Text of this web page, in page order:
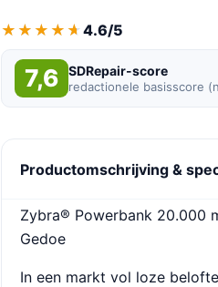
★★★★★
★★★★★ 4.6/5
7,6 SDRepair-score
redactionele basisscore
Productomschrijving &
Zybra® Powerbank 20.000
Gedoe
In een markt vol loze